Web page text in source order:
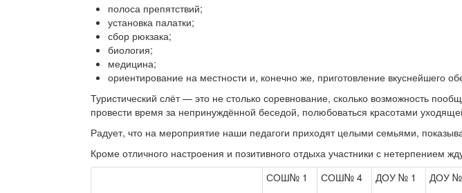
полоса препятствий;
установка палатки;
сбор рюкзака;
биология;
медицина;
ориентирование на местности и, конечно же, приготовление вкуснейшего
Туристический слёт — это не столько соревнование, сколько возможность
провести время за непринуждённой беседой, полюбоваться красотами
Радует, что на мероприятие наши педагоги приходят целыми семьями,
Кроме отличного настроения и позитивного отдыха участники с нетерпением
СОШ№ 1
СОШ№ 4 ДОУ № 1 ДОУ